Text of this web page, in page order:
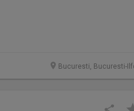
Bucuresti, Bucuresti-